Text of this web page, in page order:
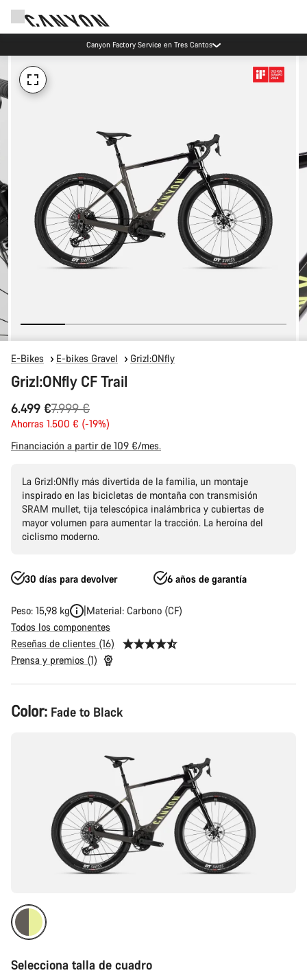
Canyon Factory Service en Tres Cantos
E-Bikes E-bikes Gravel Grizl:ONfly
Grizl:ONfly CF Trail
6.499 €
Precio
original
7.999 €
Ahorras 1.500 € (-19%)
Financiación a partir de 109 €/mes.
La Grizl:ONfly más divertida de la familia, un montaje
inspirado en las bicicletas de montaña con transmisión
SRAM mullet, tija telescópica inalámbrica y cubiertas de
mayor volumen para aumentar la tracción. La heroína del
ciclismo moderno.
30 días para devolver 6 años de garantía
Peso: 15,98 kg
Material: Carbono (CF)
Todos los componentes
Reseñas de clientes (16)
Prensa y premios (1)
Configuración
del
Color: Fade to Black
Selecciona talla de cuadro